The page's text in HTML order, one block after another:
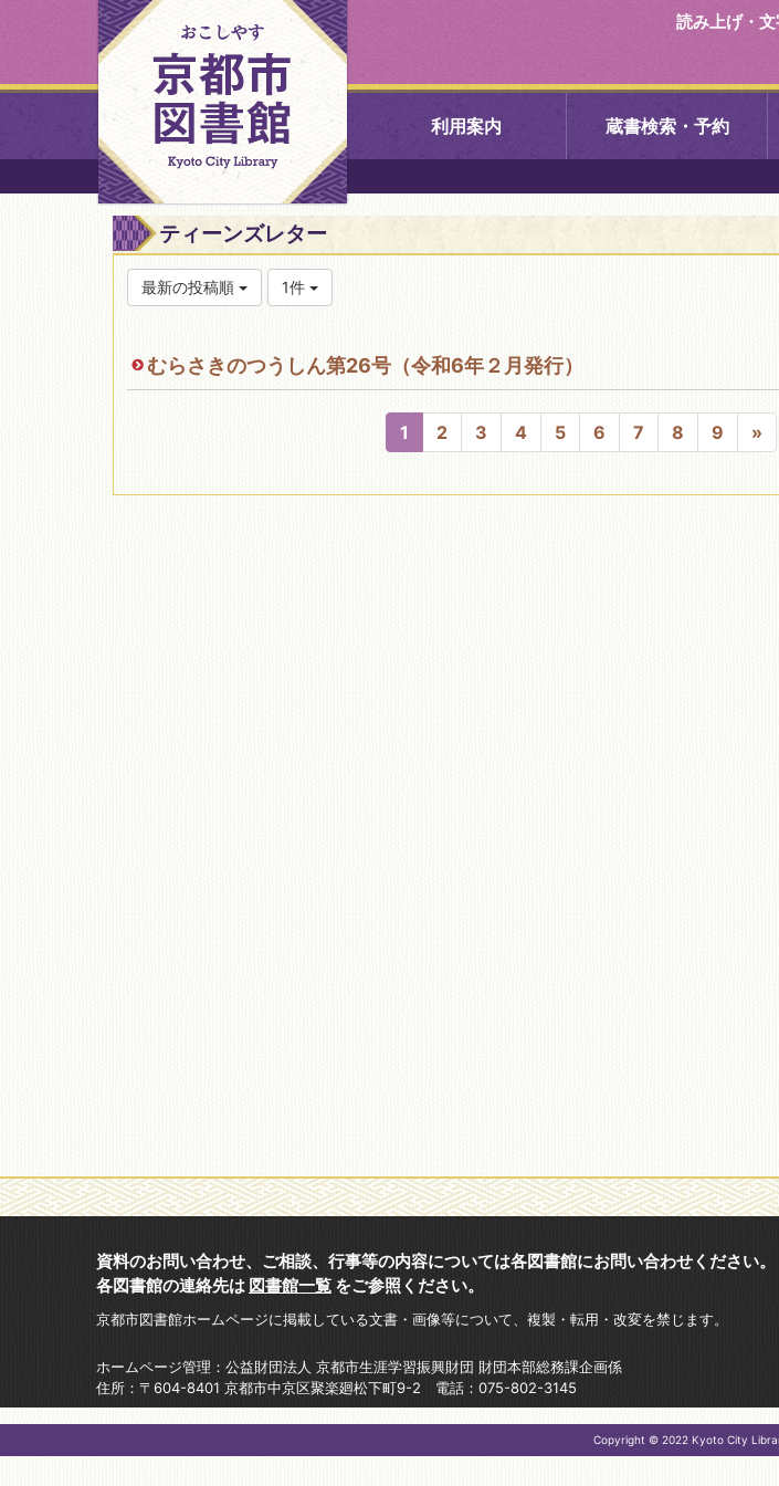
読み上げ・
利用案内 蔵書検索・予約
中央図書館 右京中央図書館
北図書館 左京図書館
久世ふれあいセンター図
書館
西京図書館
ティーンズレター
最新の投稿順 1件
むらさきのつうしん第26号（令和6年２月発行）
1 2 3 4 5 6 7 8 9 »
資料のお問い合わせ、ご相談、行事等の内容については各図書館にお問い合わせください。
各図書館の連絡先は 図書館一覧 をご参照ください。
京都市図書館ホームページに掲載している文書・画像等について、複製・転用・改変を禁じます。
ホームページ管理：公益財団法人 京都市生涯学習振興財団 財団本部総務課企画係
住所：〒604-8401 京都市中京区聚楽廻松下町9-2 電話：075-802-3145
Copyright © 2022 Kyoto City